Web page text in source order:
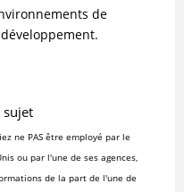
de
sujet
ne PAS être employé par le
ou par l'une de ses agences,
de la part de l'une de